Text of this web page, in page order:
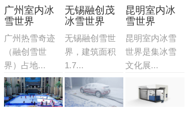
广州室内冰
雪世界
广州热雪奇迹
（融创雪世
界）占地...
无锡融创茂
冰雪世界
无锡融创雪世
界，建筑面积
1.7...
昆明室内冰
雪世界
昆明室内冰雪
世界是集冰雪
文化展...